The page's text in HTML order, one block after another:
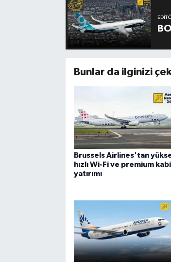
Bunlar da ilginizi
Brussels Airlines'tan
hızlı Wi-Fi ve premium
yatırımı